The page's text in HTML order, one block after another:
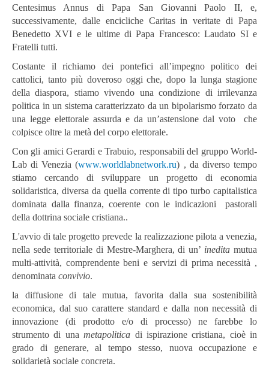
Centesimus Annus di Papa San Giovanni Paolo II, e,
successivamente, dalle encicliche Caritas in veritate di Papa
Benedetto XVI e le ultime di Papa Francesco: Laudato SI e
Fratelli tutti.
Costante il richiamo dei pontefici all’impegno politico dei
cattolici, tanto più doveroso oggi che, dopo la lunga stagione
della diaspora, stiamo vivendo una condizione di irrilevanza
politica in un sistema caratterizzato da un bipolarismo forzato da
una legge elettorale assurda e da un’astensione dal voto che
colpisce oltre la metà del corpo elettorale.
Con gli amici Gerardi e Trabuio, responsabili del gruppo World-
Lab di Venezia (www.worldlabnetwork.ru) , da diverso tempo
stiamo cercando di sviluppare un progetto di economia
solidaristica, diversa da quella corrente di tipo turbo capitalistica
dominata dalla finanza, coerente con le indicazioni pastorali
della dottrina sociale cristiana..
L'avvio di tale progetto prevede la realizzazione pilota a venezia,
nella sede territoriale di Mestre-Marghera, di un’ inedita mutua
multi-attività, comprendente beni e servizi di prima necessità ,
denominata convivio.
la diffusione di tale mutua, favorita dalla sua sostenibilità
economica, dal suo carattere standard e dalla non necessità di
innovazione (di prodotto e/o di processo) ne farebbe lo
strumento di unametapolitica di ispirazione cristiana, cioè in
grado di generare, al tempo stesso, nuova occupazione e
solidarietà sociale concreta.